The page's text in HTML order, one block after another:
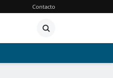
Contacto